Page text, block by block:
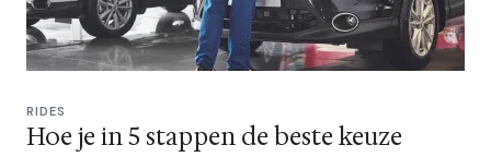
RIDES
Hoe je in 5 stappen de beste keuze